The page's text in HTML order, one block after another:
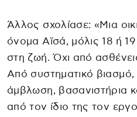
Άλλος σχολίασε: «Μια
όνομα Αϊσά, μόλις 18 ή 19
στη ζωή. Όχι από
Από συστηματικό
άμβλωση, βασανιστήρια
από τον ίδιο της τον